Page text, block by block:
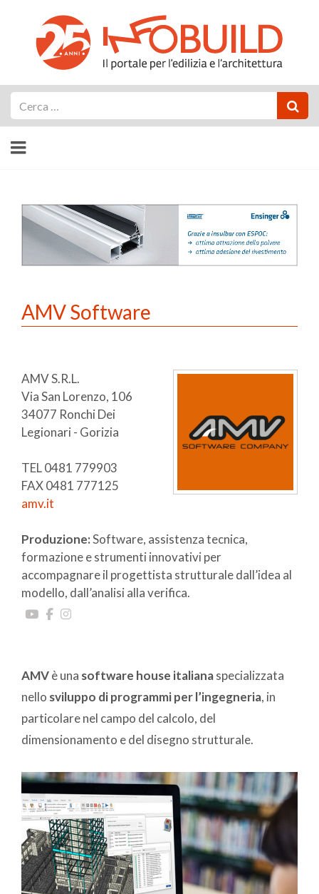
AMV Software
AMV S.R.L.
Via San Lorenzo, 106
34077 Ronchi Dei
Legionari - Gorizia
TEL 0481 779903
FAX 0481 777125
amv.it
Produzione:Software, assistenza tecnica,
formazione e strumenti innovativi per
accompagnare il progettista strutturale dall’idea al
modello, dall’analisi alla verifica.
AMVè una software house italianaspecializzata
nello sviluppo di programmi per l’ingegneria, in
particolare nel campo del calcolo, del
dimensionamento e del disegno strutturale.